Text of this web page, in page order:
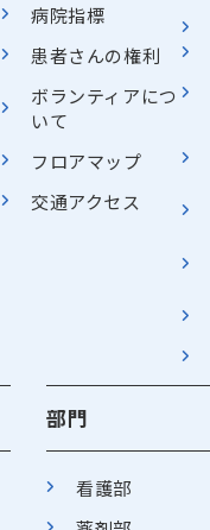
病院指標
患者さんの権利
ボランティアにつ
いて
フロアマップ
交通アクセス
部門
看護部